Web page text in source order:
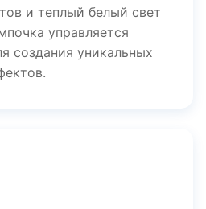
и теплый белый свет
управляется
создания уникальных